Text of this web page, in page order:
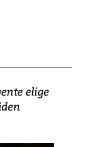
elige